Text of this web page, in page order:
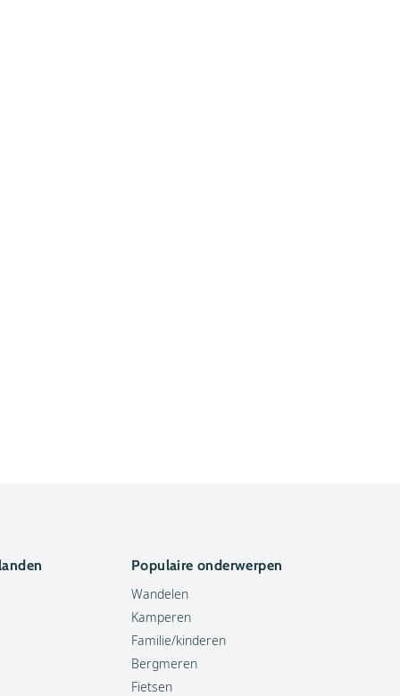
Populaire onderwerpen
Wandelen
Kamperen
Familie/kinderen
Bergmeren
Fietsen